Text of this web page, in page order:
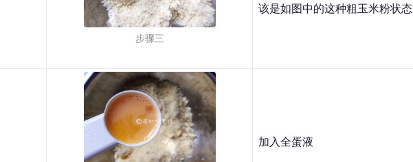
步骤三
该是如图中的这种粗玉米粉状态
加入全蛋液